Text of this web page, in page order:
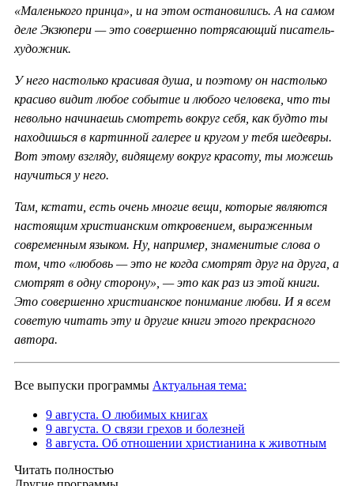
«Маленького принца», и на этом остановились. А на самом
деле Экзюпери — это совершенно потрясающий писатель-
художник.
У него настолько красивая душа, и поэтому он настолько
красиво видит любое событие и любого человека, что ты
невольно начинаешь смотреть вокруг себя, как будто ты
находишься в картинной галерее и кругом у тебя шедевры.
Вот этому взгляду, видящему вокруг красоту, ты можешь
научиться у него.
Там, кстати, есть очень многие вещи, которые являются
настоящим христианским откровением, выраженным
современным языком. Ну, например, знаменитые слова о
том, что «любовь — это не когда смотрят друг на друга, а
смотрят в одну сторону», — это как раз из этой книги.
Это совершенно христианское понимание любви. И я всем
советую читать эту и другие книги этого прекрасного
автора.
Все выпуски программы Актуальная тема:
9 августа. О любимых книгах
9 августа. О связи грехов и болезней
8 августа. Об отношении христианина к животным
Читать полностью